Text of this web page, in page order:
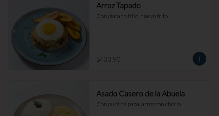
Arroz Tapado
Con plátano frito, huevo frito.
S/ 33.90
Asado Casero de la Abuela
Con puré de papa, arroz con choclo.